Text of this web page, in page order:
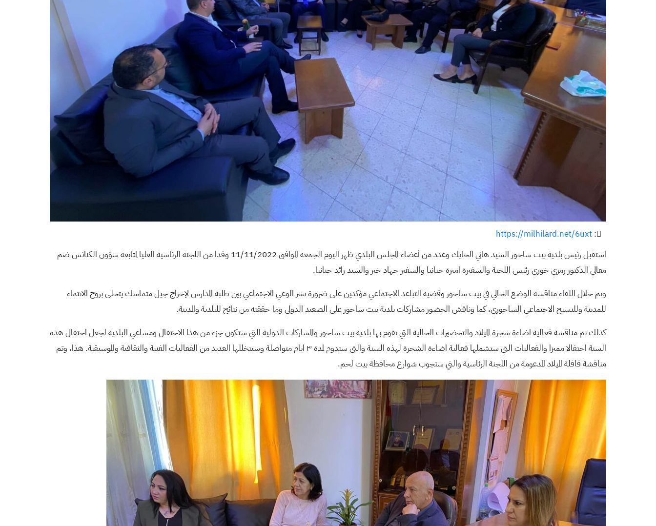
:
https://milhilard.net/6uxt
استقبل رئيس بلدية بيت ساحور السيد هاني الحايك وعدد من أعضاء المجلس البلدي ظهر اليوم الجمعة الموافق 11/11/2022 وفدا من اللجنة الرئاسية العليا لمتابعة شؤون الكنائس ضم
معالي الدكتور رمزي خوري رئيس اللجنة والسفيرة اميرة حنانيا والسفير جهاد خير والسيد رائد حنانيا.
وتم خلال اللقاء مناقشة الوضع الحالي في بيت ساحور وقضية التباعد الاجتماعي مؤكدين على ضرورة نشر الوعي الاجتماعي بين طلبة المدارس لإخراج جيل متماسك يتحلى بروح الانتماء
للمدينة وللنسيج الاجتماعي الساحوري، كما وناقش الحضور مشاركات بلدية بيت ساحور على الصعيد الدولي وما حققته من نتائج للبلدية والمدينة.
كذلك تم مناقشة فعالية اضاءة شجرة الميلاد والتحضيرات الحالية التي تقوم بها بلدية بيت ساحور والمشاركات الدولية التي ستكون جزء من هذا الاحتفال ومساعي البلدية لجعل احتفال هذه
السنة احتفالا مميزا والفعاليات التي ستشملها فعالية اضاءة الشجرة لهذه السنة والتي ستدوم لمدة ٣ ايام متواصلة وسيتخللها العديد من الفعاليات الفنية والثقافية والموسيقية. هذا، وتم
مناقشة قافلة الميلاد المدعومة من اللجنة الرئاسية والتي ستجوب شوارع محافظة بيت لحم.